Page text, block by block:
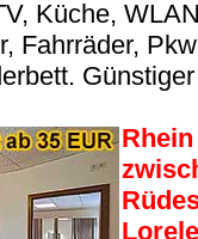
Küche,
Fahrräder,